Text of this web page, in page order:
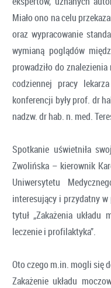
Miało ono na celu
oraz wypracowanie
wymianą poglądów
prowadziło do
codziennej pracy
konferencji były prof. dr
nadzw. dr hab. n. med.
Spotkanie uświetniła
Zwolińska – kierownik
Uniwersytetu
interesujący i przydatny w
tytuł „Zakażenia układu
leczenie i profilaktyka”.
Oto czego m.in. mogli się
Zakażenie układu